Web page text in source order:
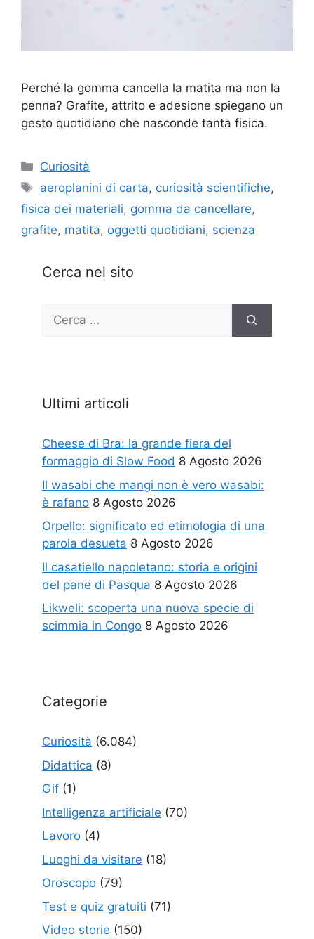
Perché la gomma cancella la matita ma non la
penna? Grafite, attrito e adesione spiegano un
gesto quotidiano che nasconde tanta fisica.
Categorie
Curiosità
Tag
aeroplanini di carta, curiosità scientifiche,
fisica dei materiali, gomma da cancellare,
grafite, matita, oggetti quotidiani, scienza
Cerca nel sito
Ricerca
Ultimi articoli
Cheese di Bra: la grande fiera del
formaggio di Slow Food 8 Agosto 2026
Il wasabi che mangi non è vero wasabi:
è rafano 8 Agosto 2026
Orpello: significato ed etimologia di una
parola desueta 8 Agosto 2026
Il casatiello napoletano: storia e origini
del pane di Pasqua 8 Agosto 2026
Likweli: scoperta una nuova specie di
scimmia in Congo 8 Agosto 2026
Categorie
Curiosità (6.084)
Didattica (8)
Gif (1)
Intelligenza artificiale (70)
Lavoro (4)
Luoghi da visitare (18)
Oroscopo (79)
Test e quiz gratuiti (71)
Video storie (150)